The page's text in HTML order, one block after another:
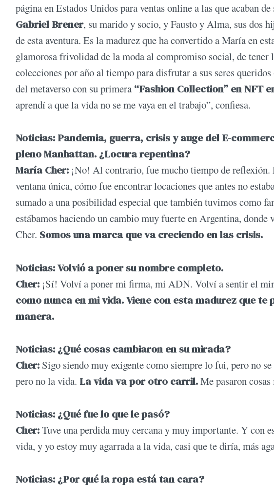
página en Estados Unidos para ventas online a las que acaban
Gabriel Brener, su marido y socio, y Fausto y Alma, sus dos
de esta aventura. Es la madurez que ha convertido a María en
glamorosa frivolidad de la moda al compromiso social, de tener
colecciones por año al tiempo para disfrutar a sus seres
del metaverso con su primera “Fashion Collection” en NFT
aprendí a que la vida no se me vaya en el trabajo”, confiesa.
Noticias: Pandemia, guerra, crisis y auge del E-
pleno Manhattan. ¿Locura repentina?
María Cher: ¡No! Al contrario, fue mucho tiempo de reflexión.
ventana única, cómo fue encontrar locaciones que antes no
sumado a una posibilidad especial que también tuvimos como
estábamos haciendo un cambio muy fuerte en Argentina,
Cher. Somos una marca que va creciendo en las crisis.
Noticias: Volvió a poner su nombre completo.
Cher: ¡Sí! Volví a poner mi firma, mi ADN. Volví a sentir el
como nunca en mi vida. Viene con esta madurez que
manera.
Noticias: ¿Qué cosas cambiaron en su mirada?
Cher: Sigo siendo muy exigente como siempre lo fui, pero no
pero no la vida. La vida va por otro carril.Me pasaron
Noticias: ¿Qué fue lo que le pasó?
Cher:Tuve una perdida muy cercana y muy importante. Y con
vida, y yo estoy muy agarrada a la vida, casi que te diría, más
Noticias: ¿Por qué la ropa está tan cara?